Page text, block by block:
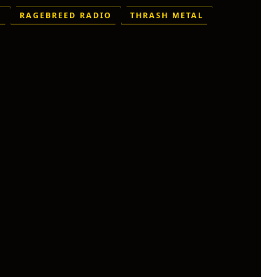
RAGEBREED RADIO
THRASH METAL